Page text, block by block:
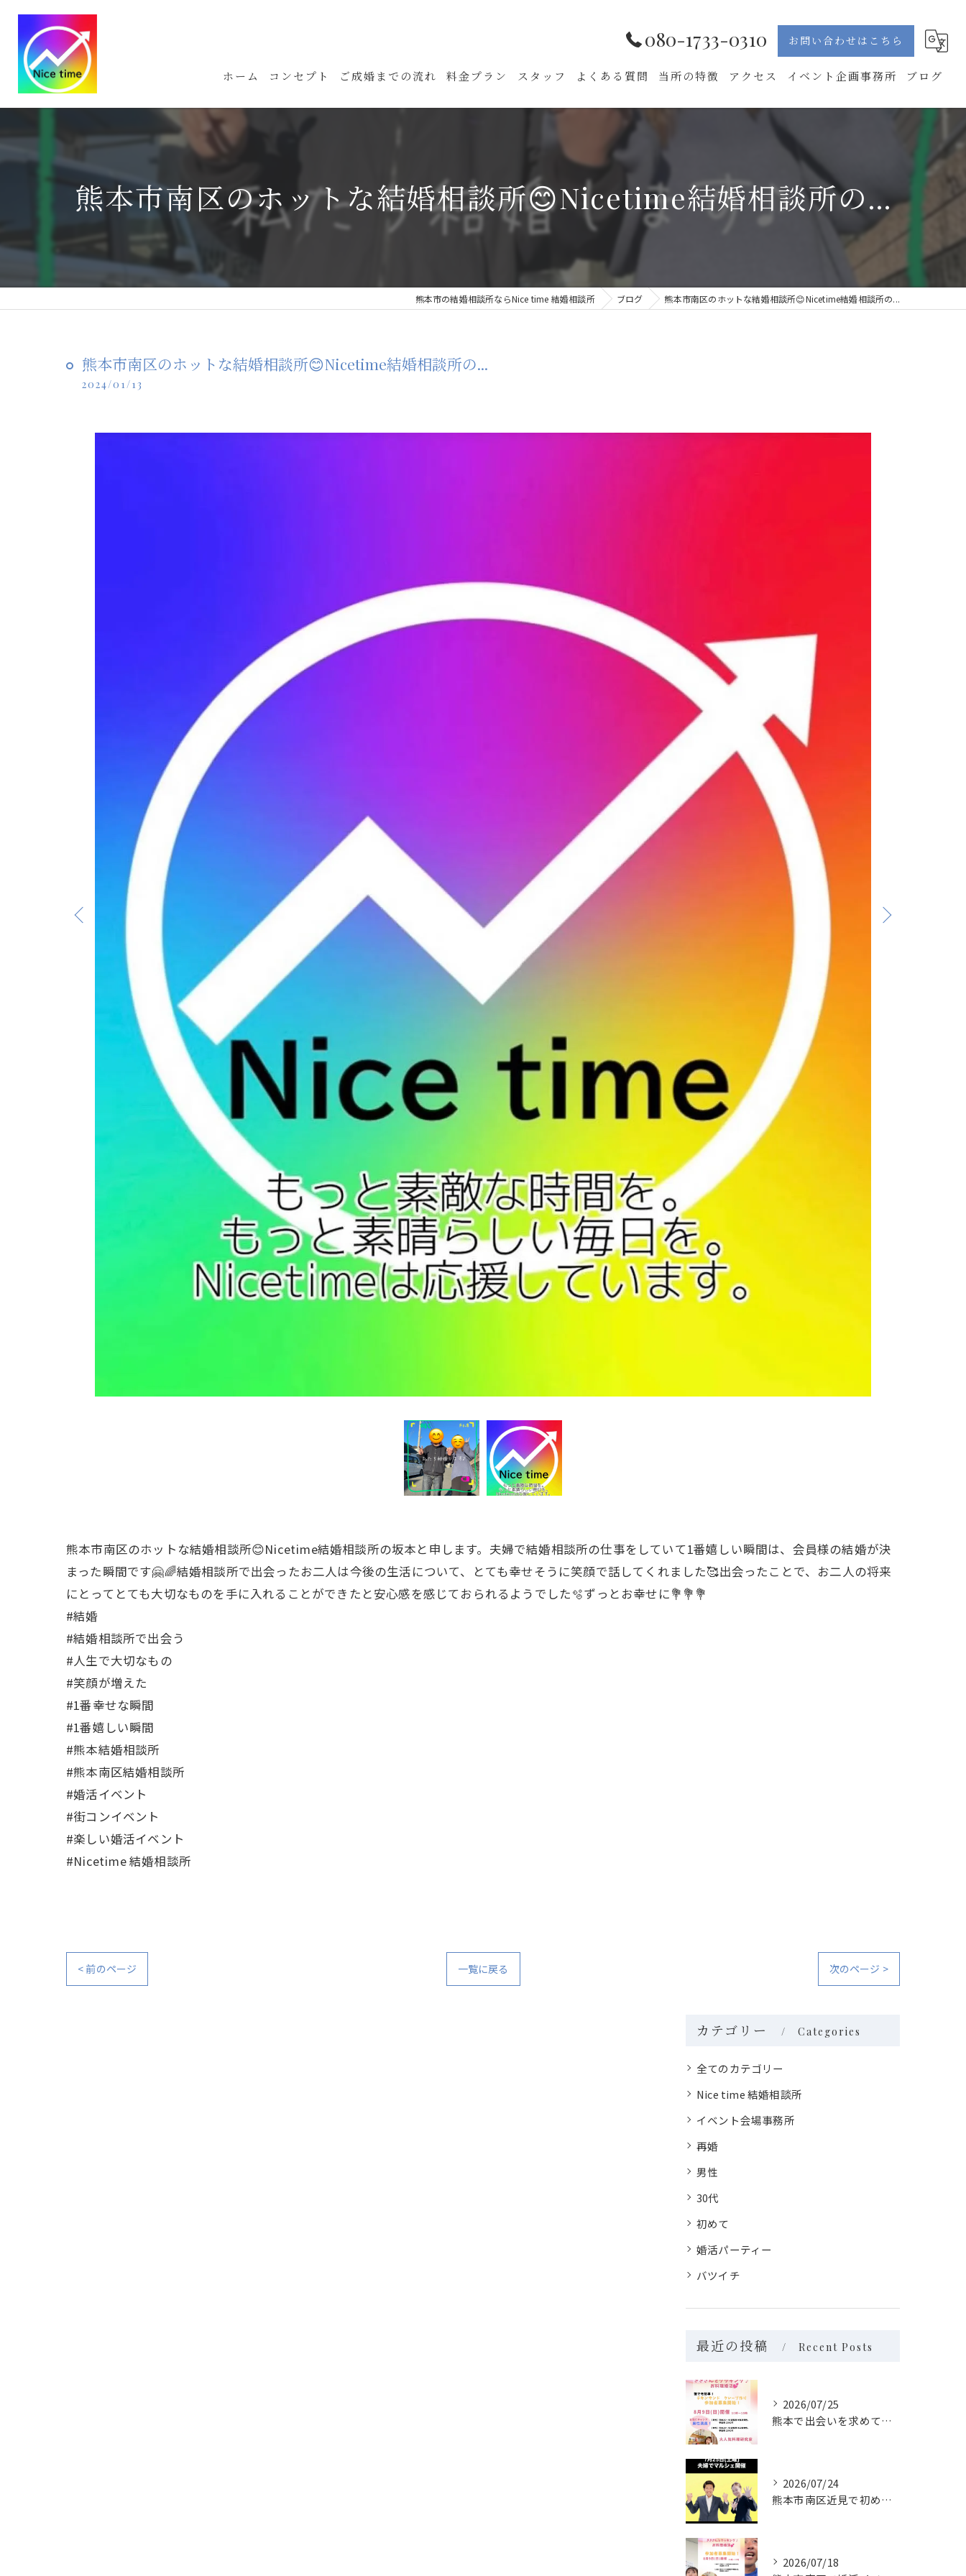
080-1733-0310 お問い合わせはこちら
ホーム コンセプト ご成婚までの流れ 料金プラン スタッフ よくある質問 当所の特徴
30代
アクセス
Nice time 結婚相談所
イベント企画事務所 ブログ
熊本市南区のホットな結婚相談所😊Nicetime結婚相談所の...
熊本市の結婚相談所ならNice time 結婚相談所 ブログ 熊本市南区のホットな結婚相談所😊Nicetime結婚相談所の...
熊本市南区のホットな結婚相談所😊Nicetime結婚相談所の...
2024/01/13
熊本市南区のホットな結婚相談所😊Nicetime結婚相談所の坂本と申します。夫婦で結婚相談所の仕事をしていて1番嬉しい瞬間は、会員様の結婚が決
まった瞬間です🤗🌈結婚相談所で出会ったお二人は今後の生活について、とても幸せそうに笑顔で話してくれました🥰出会ったことで、お二人の将来
にとってとても大切なものを手に入れることができたと安心感を感じておられるようでした🫧ずっとお幸せに💐💐💐
#結婚
#結婚相談所で出会う
#人生で大切なもの
#笑顔が増えた
#1番幸せな瞬間
#1番嬉しい瞬間
#熊本結婚相談所
#熊本南区結婚相談所
#婚活イベント
#街コンイベント
#楽しい婚活イベント
#Nicetime 結婚相談所
< 前のページ 一覧に戻る 次のページ >
カテゴリー Categories
全てのカテゴリー
Nice time 結婚相談所
イベント会場事務所
再婚
男性
30代
初めて
婚活パーティー
バツイチ
最近の投稿 Recent Posts
2026/07/25
熊本で出会いを求めている独身の方へ🤗
2026/07/24
熊本市南区近見で初めてのマルシェを開催します！
2026/07/18